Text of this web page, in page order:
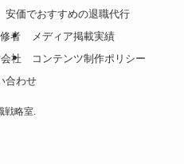
安価でおすすめの退職代行
者
メディア掲載実績
社
コンテンツ制作ポリシー
合わせ
戦略室.